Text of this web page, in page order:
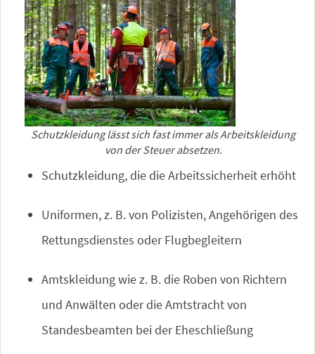
Schutzkleidung lässt sich fast immer als Arbeitskleidung
von der Steuer absetzen.
Schutzkleidung, die die Arbeitssicherheit erhöht
Uniformen, z. B. von Polizisten, Angehörigen des
Rettungsdienstes oder Flugbegleitern
Amtskleidung wie z. B. die Roben von Richtern
und Anwälten oder die Amtstracht von
Standesbeamten bei der Eheschließung